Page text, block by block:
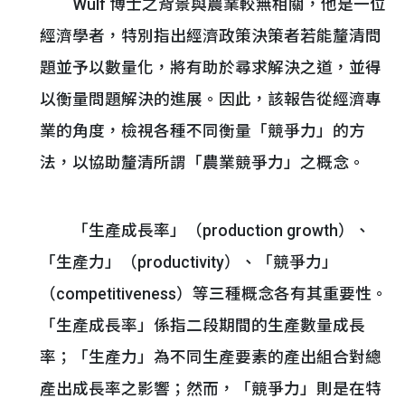
Wulf 博士之背景與農業較無相關，他是一位
經濟學者，特別指出經濟政策決策者若能釐清問
題並予以數量化，將有助於尋求解決之道，並得
以衡量問題解決的進展。因此，該報告從經濟專
業的角度，檢視各種不同衡量「競爭力」的方
法，以協助釐清所謂「農業競爭力」之概念。
「生產成長率」（production growth）、
「生產力」（productivity）、「競爭力」
（competitiveness）等三種概念各有其重要性。
「生產成長率」係指二段期間的生產數量成長
率；「生產力」為不同生產要素的產出組合對總
產出成長率之影響；然而，「競爭力」則是在特